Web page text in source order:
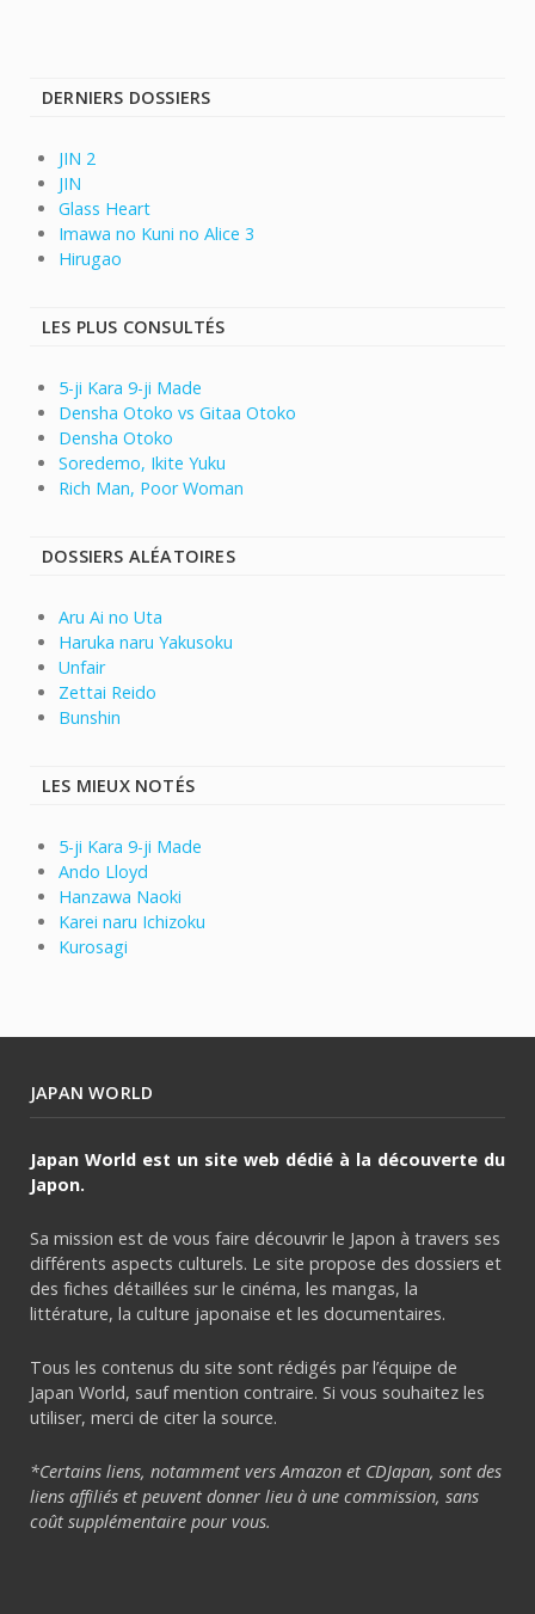
DERNIERS DOSSIERS
JIN 2
JIN
Glass Heart
Imawa no Kuni no Alice 3
Hirugao
LES PLUS CONSULTÉS
5-ji Kara 9-ji Made
Densha Otoko vs Gitaa Otoko
Densha Otoko
Soredemo, Ikite Yuku
Rich Man, Poor Woman
DOSSIERS ALÉATOIRES
Aru Ai no Uta
Haruka naru Yakusoku
Unfair
Zettai Reido
Bunshin
LES MIEUX NOTÉS
5-ji Kara 9-ji Made
Ando Lloyd
Hanzawa Naoki
Karei naru Ichizoku
Kurosagi
JAPAN WORLD
Japan World est un site web dédié à la découverte du
Japon.
Sa mission est de vous faire découvrir le Japon à travers ses
différents aspects culturels. Le site propose des dossiers et
des fiches détaillées sur le cinéma, les mangas, la
littérature, la culture japonaise et les documentaires.
Tous les contenus du site sont rédigés par l’équipe de
Japan World, sauf mention contraire. Si vous souhaitez les
utiliser, merci de citer la source.
*Certains liens, notamment vers Amazon et CDJapan, sont des
liens affiliés et peuvent donner lieu à une commission, sans
coût supplémentaire pour vous.